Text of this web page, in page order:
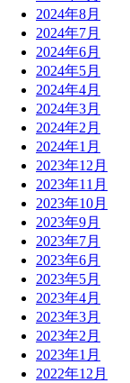
2024年8月
2024年7月
2024年6月
2024年5月
2024年4月
2024年3月
2024年2月
2024年1月
2023年12月
2023年11月
2023年10月
2023年9月
2023年7月
2023年6月
2023年5月
2023年4月
2023年3月
2023年2月
2023年1月
2022年12月